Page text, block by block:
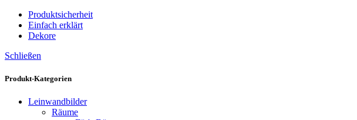
Produktsicherheit
Einfach erklärt
Dekore
Schließen
Produkt-Kategorien
Leinwandbilder
Räume